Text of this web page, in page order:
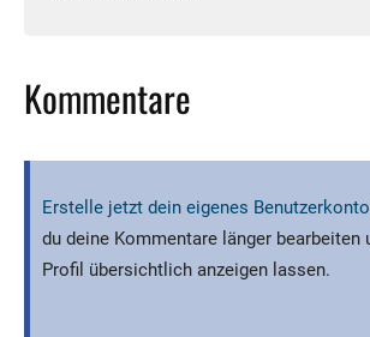
Kommentare
Erstelle jetzt dein eigenes Benutzerkonto
du deine Kommentare länger bearbeiten
Profil übersichtlich anzeigen lassen.